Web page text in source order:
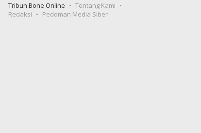
Tribun Bone Online
Tentang Kami
Redaksi
Pedoman Media Siber